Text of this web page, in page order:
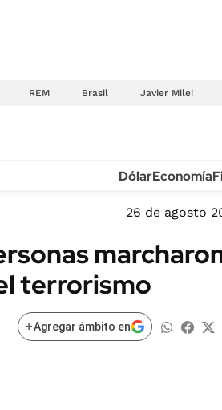
REM Brasil Javier Milei
MÉXICO
MUNDO
DólarEconomía
26 de agosto
terrorismo
+Agregar ámbito en